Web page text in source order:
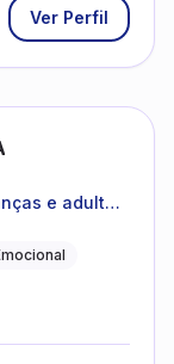
Ver Perfil
e adultos
uma vida